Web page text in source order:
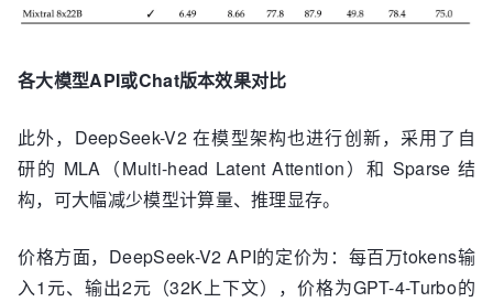
各大模型API或Chat版本效果对比
此外，DeepSeek-V2 在模型架构也进行创新，采用了自
研的 MLA（Multi-head Latent Attention）和 Sparse 结
构，可大幅减少模型计算量、推理显存。
价格方面，DeepSeek-V2 API的定价为：每百万tokens输
入1元、输出2元（32K上下文），价格为GPT-4-Turbo的